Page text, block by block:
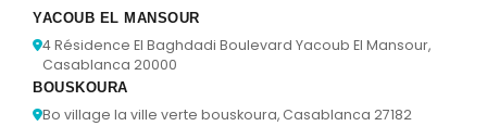
YACOUB EL MANSOUR
4 Résidence El Baghdadi Boulevard Yacoub El Mansour,
Casablanca 20000
BOUSKOURA
Bo village la ville verte bouskoura, Casablanca 27182